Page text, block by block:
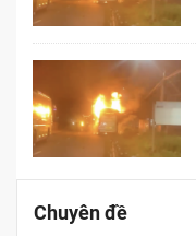
Chuyên đề